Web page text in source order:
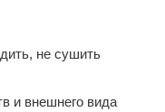
не сушить
и внешнего вида